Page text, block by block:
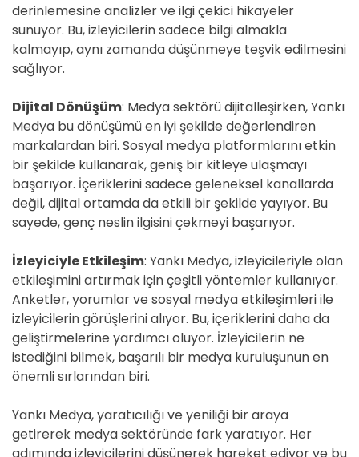
derinlemesine analizler ve ilgi çekici hikayeler
sunuyor. Bu, izleyicilerin sadece bilgi almakla
kalmayıp, aynı zamanda düşünmeye teşvik edilmesini
sağlıyor.
Dijital Dönüşüm: Medya sektörü dijitalleşirken, Yankı
Medya bu dönüşümü en iyi şekilde değerlendiren
markalardan biri. Sosyal medya platformlarını etkin
bir şekilde kullanarak, geniş bir kitleye ulaşmayı
başarıyor. İçeriklerini sadece geleneksel kanallarda
değil, dijital ortamda da etkili bir şekilde yayıyor. Bu
sayede, genç neslin ilgisini çekmeyi başarıyor.
İzleyiciyle Etkileşim: Yankı Medya, izleyicileriyle olan
etkileşimini artırmak için çeşitli yöntemler kullanıyor.
Anketler, yorumlar ve sosyal medya etkileşimleri ile
izleyicilerin görüşlerini alıyor. Bu, içeriklerini daha da
geliştirmelerine yardımcı oluyor. İzleyicilerin ne
istediğini bilmek, başarılı bir medya kuruluşunun en
önemli sırlarından biri.
Yankı Medya, yaratıcılığı ve yeniliği bir araya
getirerek medya sektöründe fark yaratıyor. Her